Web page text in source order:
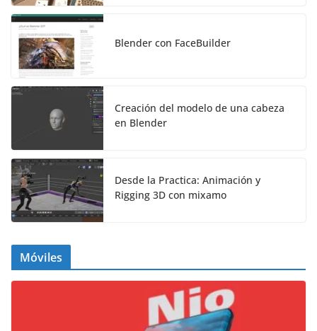
Blender con FaceBuilder
Creación del modelo de una cabeza
en Blender
Desde la Practica: Animación y
Rigging 3D con mixamo
Móviles